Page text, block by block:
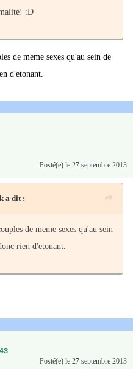
:D
de meme sexes qu'au sein de
d'etonant.
Posté(e) le 27 septembre 2013
a dit :
de meme sexes qu'au sein
rien d'etonant.
Posté(e) le 27 septembre 2013